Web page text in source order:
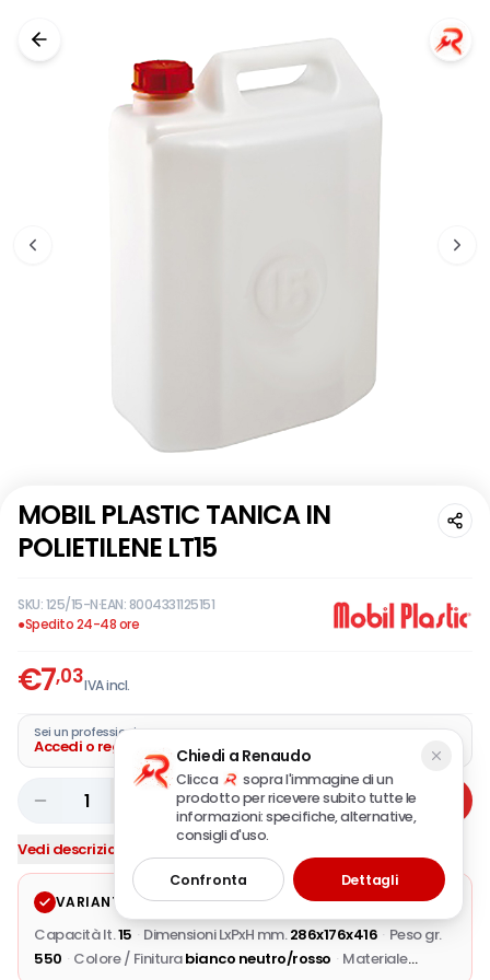
MOBIL PLASTIC TANICA IN
POLIETILENE LT15
SKU:125/15-N·EAN: 8004331125151
●Spedito 24-48 ore
€7,03IVA incl.
Sei un professionista?
Accedi o registra la tua azienda
1 Aggiungi
Vedi descrizione completa
VARIANTE SELEZIONATA Modifica
Capacità lt.15 · Dimensioni LxPxH mm. 286x176x416 · Peso gr.
550 · Colore / Finiturabianco neutro/rosso · Materiale
Chiedi a Renaudo
Clicca
sopra l'immagine di un
prodotto per ricevere subito tutte le
informazioni: specifiche, alternative,
consigli d'uso.
Confronta Dettagli